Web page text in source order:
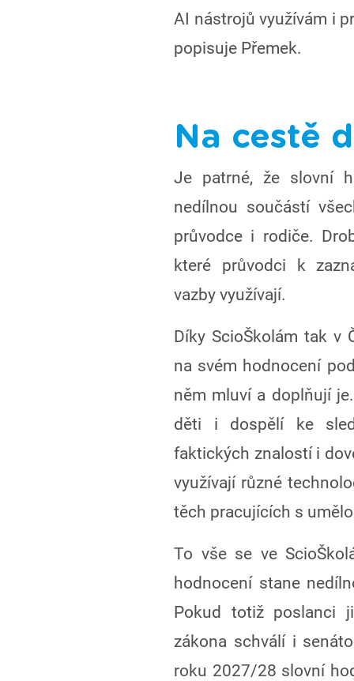
AI nástrojů využívám i
popisuje Přemek.
Na cestě
Je patrné, že slovní
nedílnou součástí
průvodce i rodiče.
které průvodci k
vazby využívají.
Díky ScioŠkolám tak v
na svém hodnocení
něm mluví a doplňují
děti i dospělí ke
faktických znalostí i
využívají různé
těch pracujících s
To vše se ve
hodnocení stane
Pokud totiž poslanci
zákona schválí i
roku 2027/28 slovní